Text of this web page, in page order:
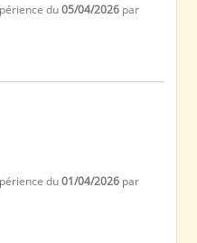
du05/04/2026 par
du01/04/2026 par